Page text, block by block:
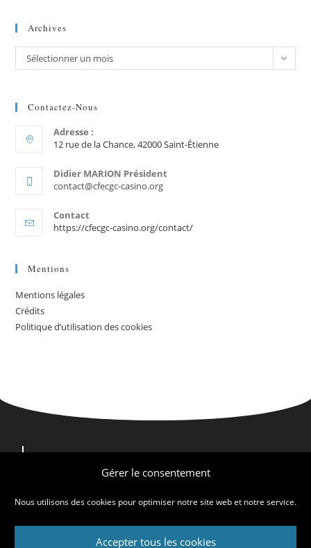
Gérer le consentement
Nous utilisons des cookies pour optimiser notre site web et notre service.
Accepter tous les cookies
Archives
Sélectionner un mois
Contactez-Nous
Adresse :
12 rue de la Chance, 42000 Saint-Étienne
Didier MARION Président
contact@cfecgc-casino.org
Contact
https://cfecgc-casino.org/contact/
Mentions
Mentions légales
Crédits
Politique d’utilisation des cookies
Nous contacter
Nous trouver
Qui sommes-nous ?